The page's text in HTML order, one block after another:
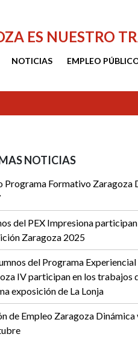
ES NUESTRO
NOTICIAS
EMPLEO
NOTICIAS
Programa Formativo Zaragoza
del PEX Impresiona participan
Zaragoza 2025
del Programa
IV participan en los trabajos
exposición de La Lonja
de Empleo Zaragoza Dinámica